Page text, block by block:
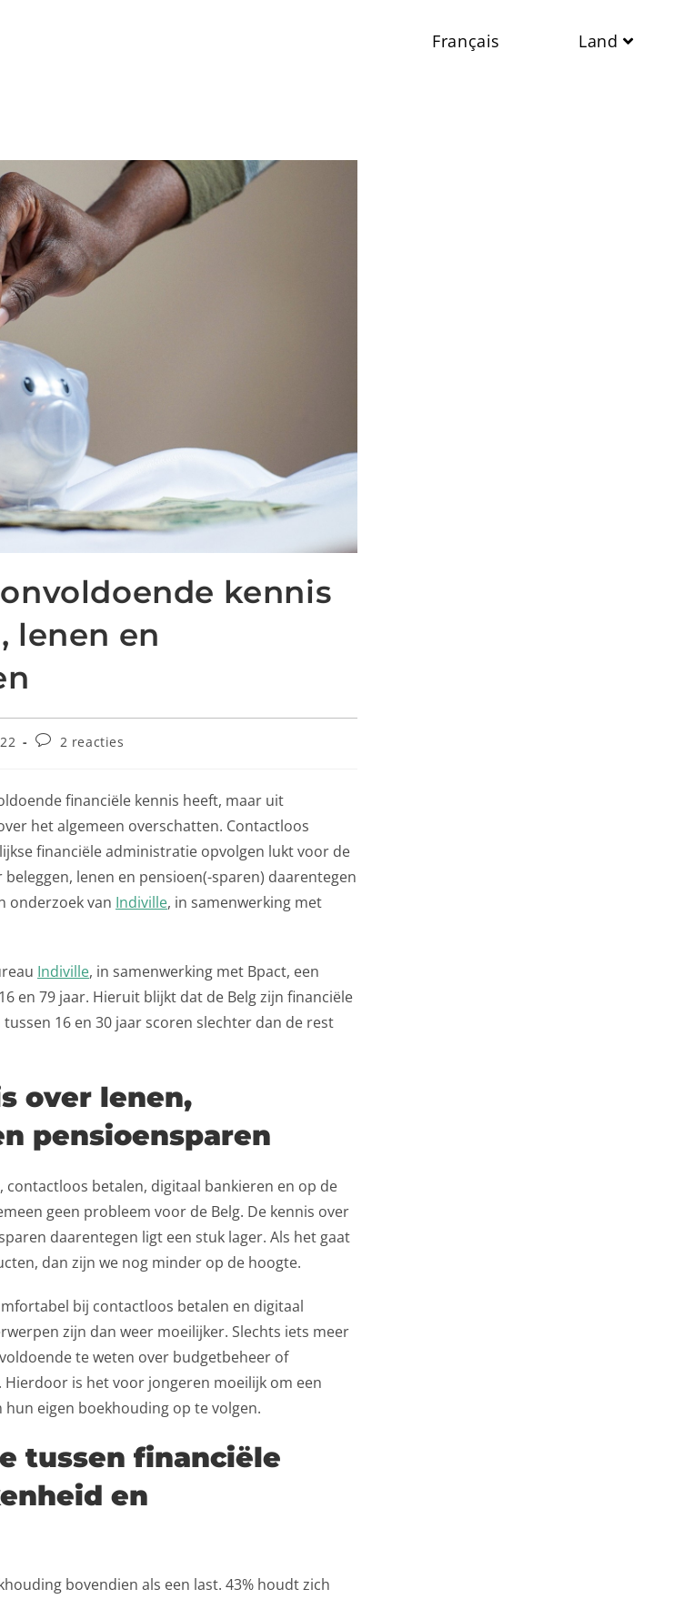
Français Land
kennis
lenen en
2 reacties
financiële kennis heeft, maar uit
het algemeen overschatten. Contactloos
financiële administratie opvolgen lukt voor de
beleggen, lenen en pensioen(-sparen) daarentegen
onderzoek van Indiville, in samenwerking met
Indiville, in samenwerking met Bpact, een
en 79 jaar. Hieruit blijkt dat de Belg zijn financiële
16 en 30 jaar scoren slechter dan de rest
over lenen,
pensioensparen
contactloos betalen, digitaal bankieren en op de
geen probleem voor de Belg. De kennis over
daarentegen ligt een stuk lager. Als het gaat
dan zijn we nog minder op de hoogte.
bij contactloos betalen en digitaal
zijn dan weer moeilijker. Slechts iets meer
te weten over budgetbeheer of
is het voor jongeren moeilijk om een
eigen boekhouding op te volgen.
tussen financiële
en
bovendien als een last. 43% houdt zich